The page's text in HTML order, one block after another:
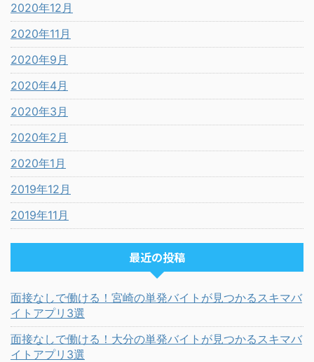
2020年12月
2020年11月
2020年9月
2020年4月
2020年3月
2020年2月
2020年1月
2019年12月
2019年11月
最近の投稿
面接なしで働ける！宮崎の単発バイトが見つかるスキマバ
イトアプリ3選
面接なしで働ける！大分の単発バイトが見つかるスキマバ
イトアプリ3選